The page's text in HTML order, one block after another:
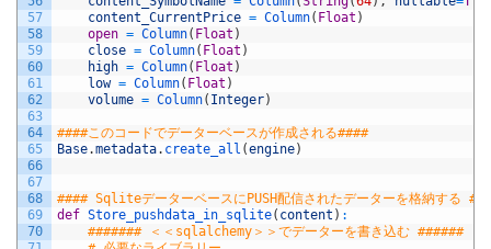
57
58
59
60
61
62
63
64
65
66
67
68
69
70
content_CurrentPrice = Column( Float )
open = Column( Float )
close = Column( Float )
high = Column( Float )
low = Column( Float )
volume = Column( Integer)
####このコードでデーターベースが作成される####
Base.metadata. create_all (engine)
#### SqliteデーターベースにPUSH配信されたデーターを格納する
def Store_pushdata_in_sqlite( content ) :
####### ＜＜sqlalchemy＞＞でデーターを書き込む ######